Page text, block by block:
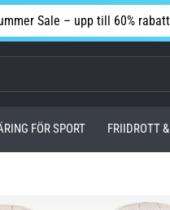
Sale – upp till 60%
FÖR SPORT FRIIDROTT